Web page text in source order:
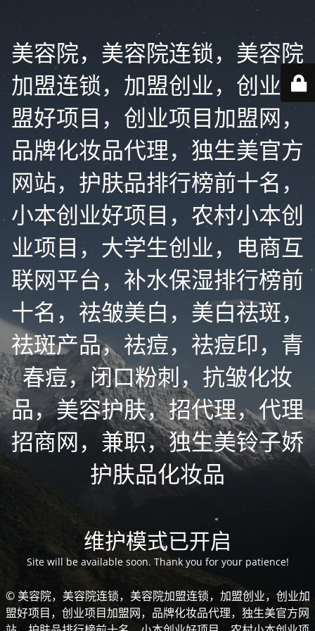
美容院，美容院连锁，美容院
加盟连锁，加盟创业，创业加
盟好项目，创业项目加盟网，
品牌化妆品代理，独生美官方
网站，护肤品排行榜前十名，
小本创业好项目，农村小本创
业项目，大学生创业，电商互
联网平台，补水保湿排行榜前
十名，祛皱美白，美白祛斑，
祛斑产品，祛痘，祛痘印，青
春痘，闭口粉刺，抗皱化妆
品，美容护肤，招代理，代理
招商网，兼职，独生美铃子娇
护肤品化妆品
维护模式已开启
Site will be available soon. Thank you for your patience!
© 美容院，美容院连锁，美容院加盟连锁，加盟创业，创业加
盟好项目，创业项目加盟网，品牌化妆品代理，独生美官方网